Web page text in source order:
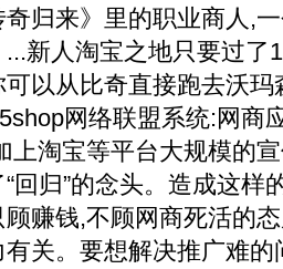
归来》里的职业商人,
新人淘宝之地只要过了
以从比奇直接跑去沃
网络联盟系统:网商
上淘宝等平台大规模的
回归”的念头。造成这样
赚钱,不顾网商死活的
关。要想解决推广难